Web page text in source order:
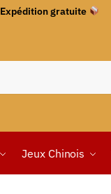
Expédition gratuite
Jeux Chinois